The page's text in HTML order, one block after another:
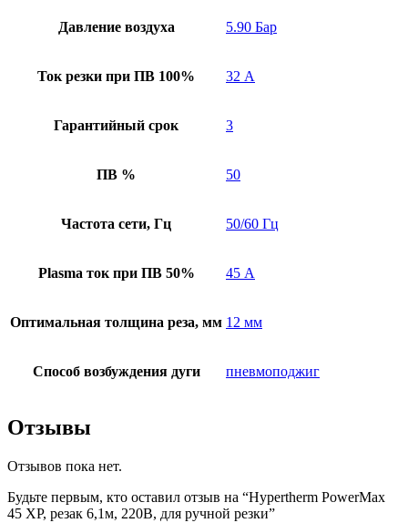
Давление воздуха 5.90 Бар
Ток резки при ПВ 100% 32 А
Гарантийный срок 3
ПВ % 50
Частота сети, Гц 50/60 Гц
Plasma ток при ПВ 50% 45 А
Оптимальная толщина реза, мм 12 мм
Способ возбуждения дуги пневмоподжиг
Отзывы
Отзывов пока нет.
Будьте первым, кто оставил отзыв на “Hypertherm PowerMax
45 XP, резак 6,1м, 220В, для ручной резки”